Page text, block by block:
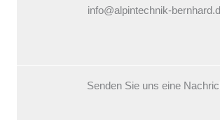
info@alpintechnik-
Senden Sie uns eine